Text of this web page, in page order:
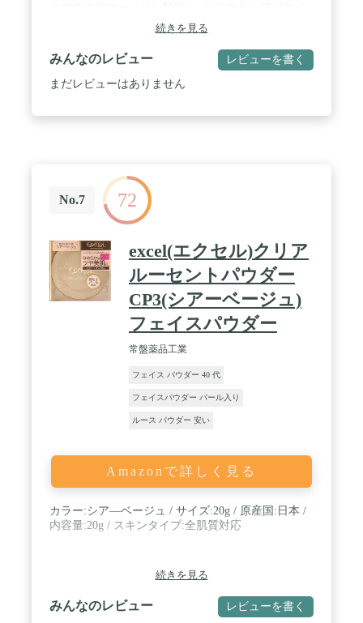
ト、ローズマリー葉エキス、カミツレ花エキス、ラ
ベンダー花エキス、ヒアルロン酸Na、スクワラン、
エタノール、水、メチルパラベン、プロピルパラベ
ン、(+/-)酸化チタン、水酸化Al、ステアリン酸、酸
化鉄、赤226 / スキンタイプ:ノーマル
続きを見る
みんなのレビュー レビューを書く
まだレビューはありません
No.7 72
excel(エクセル)クリア
ルーセントパウダー
CP3(シアーベージュ)
フェイスパウダー
常盤薬品工業
フェイス パウダー 40 代
フェイスパウダー パール入り
ルース パウダー 安い
Amazonで詳しく見る
カラー:シア―ベージュ / サイズ:20g / 原産国:日本 /
内容量:20g / スキンタイプ:全肌質対応
続きを見る
みんなのレビュー レビューを書く